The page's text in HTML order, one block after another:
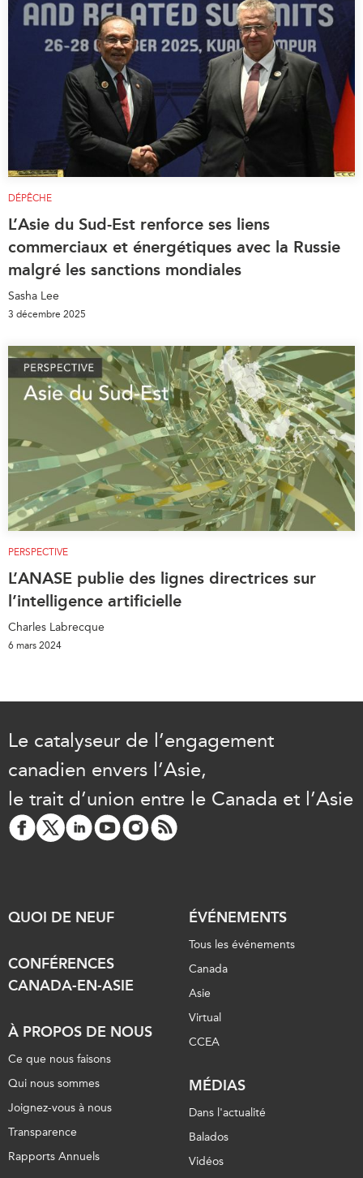
DÉPÊCHE
L’Asie du Sud-Est renforce ses liens
commerciaux et énergétiques avec la Russie
malgré les sanctions mondiales
Sasha Lee
3 décembre 2025
PERSPECTIVE
L’ANASE publie des lignes directrices sur
l’intelligence artificielle
Charles Labrecque
6 mars 2024
Le catalyseur de l’engagement
canadien envers l’Asie,
le trait d’union entre le Canada et l’Asie
QUOI DE NEUF
CONFÉRENCES
CANADA-EN-ASIE
À PROPOS DE NOUS
Ce que nous faisons
Qui nous sommes
Joignez-vous à nous
Transparence
Rapports Annuels
ÉVÉNEMENTS
Tous les événements
Canada
Asie
Virtual
CCEA
MÉDIAS
Dans l'actualité
Balados
Vidéos